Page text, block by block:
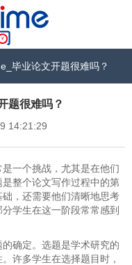
毕业论文开题很难吗？
题很难吗？
14:21:29
一个挑战，尤其是在他们
整个论文写作过程中的第
，还需要他们清晰地思考
学生在这一阶段常常感到
确定。选题是学术研究的
许多学生在选择题目时，